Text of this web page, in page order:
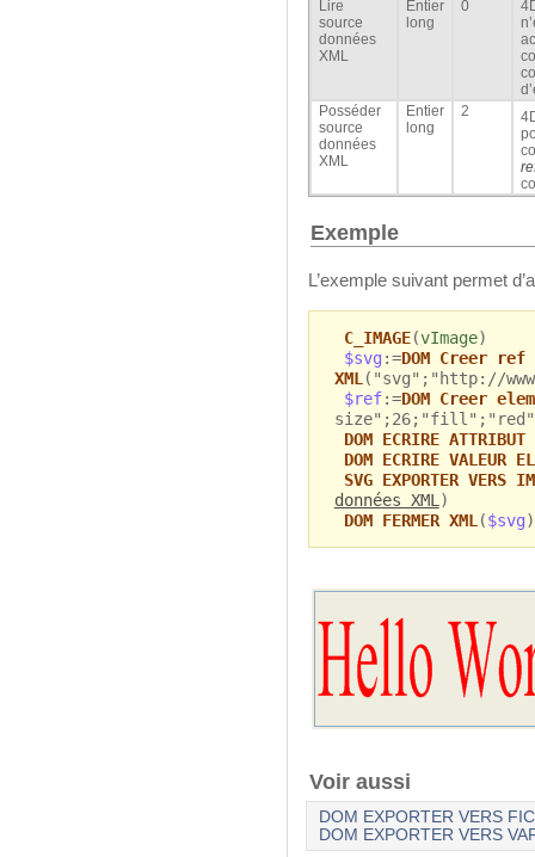
Lire
source
données
XML
Entier
long
0
Posséder
source
données
XML
Entier
long
2
Exemple
L’exemple suivant permet
C_IMAGE(vImage)
$svg :=DOM Creer ref
XML ("svg";"http://
$ref:=DOM Creer
DOM ECRIRE ATTRIBUT
DOM ECRIRE VALEUR
SVG EXPORTER VERS
données XML )
DOM FERMER XML ($svg)
Voir aussi
DOM EXPORTER VERS
DOM EXPORTER VERS